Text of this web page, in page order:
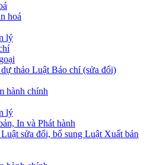
hoá
lý
thảo Luật Báo chí (sửa đổi)
hành chính
lý
In và Phát hành
sửa đổi, bổ sung Luật Xuất bản